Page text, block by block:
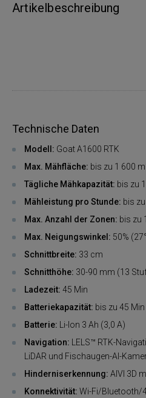
Artikelbeschreibung
Technische Daten
Modell: Goat A1600 RTK
Max. Mähfläche: bis zu 1 600
Tägliche Mähkapazität: bis zu
Mähleistung pro Stunde: bis
Max. Anzahl der Zonen: bis zu
Max. Neigungswinkel: 50%
Schnittbreite: 33 cm
Schnitthöhe: 30-90 mm (13
Ladezeit: 45 Min
Batteriekapazität: bis zu 45
Batterie: Li-Ion 3 Ah (3,0 A)
Navigation: LELS™ RTK-
LiDAR und Fischaugen-AI-
Hinderniserkennung: AIVI 3D
Konnektivität: Wi-Fi/Bluetooth/